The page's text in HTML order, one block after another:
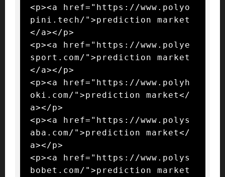
<p><a href="https://www.polyo
pini.tech/">prediction market
</a></p>
<p><a href="https://www.polye
sport.com/">prediction market
</a></p>
<p><a href="https://www.polyh
oki.com/">prediction market</
a></p>
<p><a href="https://www.polys
aba.com/">prediction market</
a></p>
<p><a href="https://www.polys
bobet.com/">prediction market